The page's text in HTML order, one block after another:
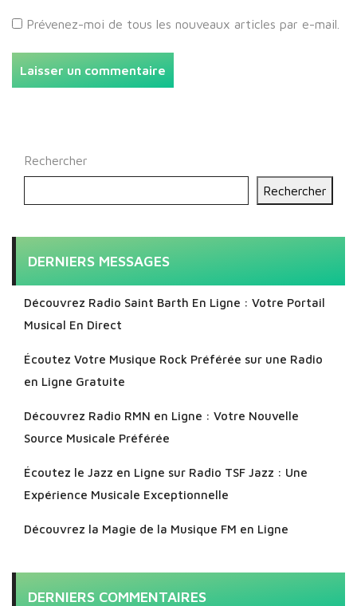
Prévenez-moi de tous les nouveaux articles par e-mail.
Rechercher
Rechercher
DERNIERS MESSAGES
Découvrez Radio Saint Barth En Ligne : Votre Portail
Musical En Direct
Écoutez Votre Musique Rock Préférée sur une Radio
en Ligne Gratuite
Découvrez Radio RMN en Ligne : Votre Nouvelle
Source Musicale Préférée
Écoutez le Jazz en Ligne sur Radio TSF Jazz : Une
Expérience Musicale Exceptionnelle
Découvrez la Magie de la Musique FM en Ligne
DERNIERS COMMENTAIRES